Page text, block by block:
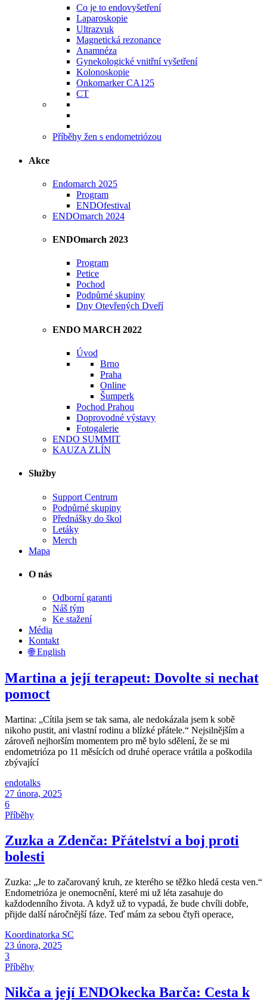
Co je to endovyšetření
Laparoskopie
Ultrazvuk
Magnetická rezonance
Anamnéza
Gynekologické vnitřní vyšetření
Kolonoskopie
Onkomarker CA125
CT
Příběhy žen s endometriózou
Akce
Endomarch 2025
Program
ENDOfestival
ENDOmarch 2024
ENDOmarch 2023
Program
Petice
Pochod
Podpůrné skupiny
Dny Otevřených Dveří
ENDO MARCH 2022
Úvod
Brno
Praha
Online
Šumperk
Pochod Prahou
Doprovodné výstavy
Fotogalerie
ENDO SUMMIT
KAUZA ZLÍN
Služby
Support Centrum
Podpůrné skupiny
Přednášky do škol
Letáky
Merch
Mapa
O nás
Odborní garanti
Náš tým
Ke stažení
Média
Kontakt
🌐 English
Martina a její terapeut: Dovolte si nechat
pomoct
Martina: „Cítila jsem se tak sama, ale nedokázala jsem k sobě
nikoho pustit, ani vlastní rodinu a blízké přátele.“ Nejsilnějším a
zároveň nejhorším momentem pro mě bylo sdělení, že se mi
endometrióza po 11 měsících od druhé operace vrátila a poškodila
zbývající
endotalks
27 února, 2025
6
Příběhy
Zuzka a Zdenča: Přátelství a boj proti
bolesti
Zuzka: „Je to začarovaný kruh, ze kterého se těžko hledá cesta ven.“
Endometrióza je onemocnění, které mi už léta zasahuje do
každodenního života. A když už to vypadá, že bude chvíli dobře,
přijde další náročnější fáze. Teď mám za sebou čtyři operace,
Koordinatorka SC
23 února, 2025
3
Příběhy
Nikča a její ENDOkecka Barča: Cesta k